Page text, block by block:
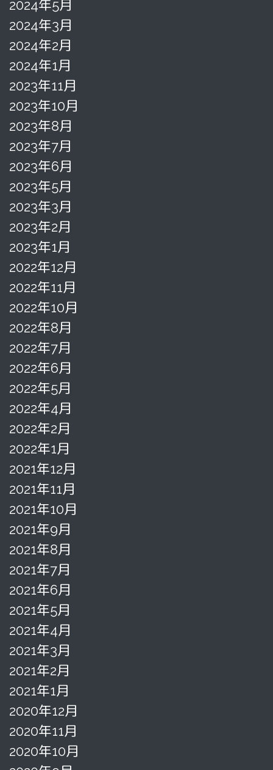
2024年5月
2024年3月
2024年2月
2024年1月
2023年11月
2023年10月
2023年8月
2023年7月
2023年6月
2023年5月
2023年3月
2023年2月
2023年1月
2022年12月
2022年11月
2022年10月
2022年8月
2022年7月
2022年6月
2022年5月
2022年4月
2022年2月
2022年1月
2021年12月
2021年11月
2021年10月
2021年9月
2021年8月
2021年7月
2021年6月
2021年5月
2021年4月
2021年3月
2021年2月
2021年1月
2020年12月
2020年11月
2020年10月